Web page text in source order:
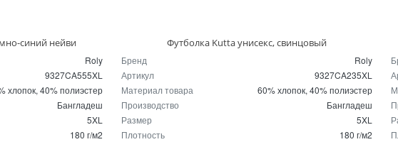
синий нейви
Roly
9327CA555XL
хлопок, 40% полиэстер
Бангладеш
5XL
180 г/м2
Футболка Kutta унисекс, свинцовый
Бренд
Roly
Артикул
9327CA235XL
Материал товара
60% хлопок, 40% полиэстер
Производство
Бангладеш
Размер
5XL
Плотность
180 г/м2